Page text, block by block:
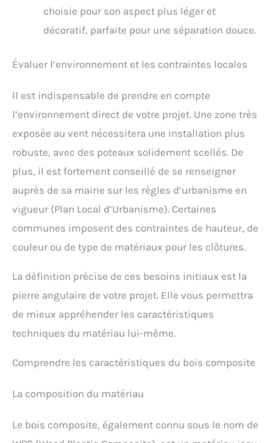
choisie pour son aspect plus léger et
décoratif, parfaite pour une séparation douce.
Évaluer l’environnement et les contraintes locales
Il est indispensable de prendre en compte
l’environnement direct de votre projet. Une zone très
exposée au vent nécessitera une installation plus
robuste, avec des poteaux solidement scellés. De
plus, il est fortement conseillé de se renseigner
auprès de sa mairie sur les règles d’urbanisme en
vigueur (Plan Local d’Urbanisme). Certaines
communes imposent des contraintes de hauteur, de
couleur ou de type de matériaux pour les clôtures.
La définition précise de ces besoins initiaux est la
pierre angulaire de votre projet. Elle vous permettra
de mieux appréhender les caractéristiques
techniques du matériau lui-même.
Comprendre les caractéristiques du bois composite
La composition du matériau
Le bois composite, également connu sous le nom de